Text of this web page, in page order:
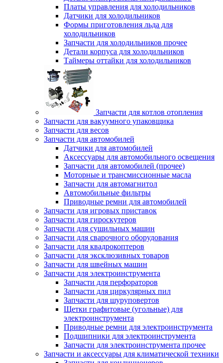
Платы управления для холодильников
Датчики для холодильников
Формы приготовления льда для
холодильников
Запчасти для холодильников прочее
Детали корпуса для холодильников
Таймеры оттайки для холодильников
Запчасти для котлов отопления
Запчасти для вакуумного упаковщика
Запчасти для весов
Запчасти для автомобилей
Датчики для автомобилей
Аксессуары для автомобильного освещения
Запчасти для автомобилей (прочее)
Моторные и трансмиссионные масла
Запчасти для автомагнитол
Автомобильные фильтры
Приводные ремни для автомобилей
Запчасти для игровых приставок
Запчасти для гироскутеров
Запчасти для сушильных машин
Запчасти для сварочного оборудования
Запчасти для квадрокоптеров
Запчасти для эксклюзивных товаров
Запчасти для швейных машин
Запчасти для электроинструмента
Запчасти для перфораторов
Запчасти для циркулярных пил
Запчасти для шуруповертов
Щетки графитовые (угольные) для
электроинструмента
Приводные ремни для электроинструмента
Подшипники для электроинструмента
Запчасти для электроинструмента прочее
Запчасти и аксессуары для климатической техники